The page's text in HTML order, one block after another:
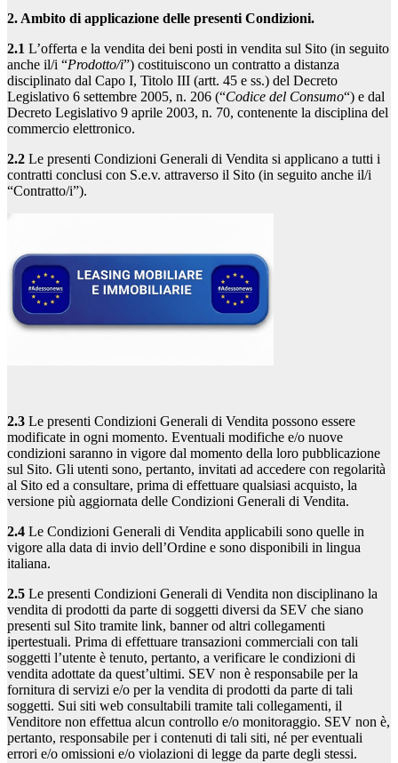
2. Ambito di applicazione delle presenti Condizioni.
2.1 L’offerta e la vendita dei beni posti in vendita sul Sito (in seguito
anche il/i “Prodotto/i”) costituiscono un contratto a distanza
disciplinato dal Capo I, Titolo III (artt. 45 e ss.) del Decreto
Legislativo 6 settembre 2005, n. 206 (“Codice del Consumo“) e dal
Decreto Legislativo 9 aprile 2003, n. 70, contenente la disciplina del
commercio elettronico.
2.2 Le presenti Condizioni Generali di Vendita si applicano a tutti i
contratti conclusi con S.e.v. attraverso il Sito (in seguito anche il/i
“Contratto/i”).
2.3 Le presenti Condizioni Generali di Vendita possono essere
modificate in ogni momento. Eventuali modifiche e/o nuove
condizioni saranno in vigore dal momento della loro pubblicazione
sul Sito. Gli utenti sono, pertanto, invitati ad accedere con regolarità
al Sito ed a consultare, prima di effettuare qualsiasi acquisto, la
versione più aggiornata delle Condizioni Generali di Vendita.
2.4 Le Condizioni Generali di Vendita applicabili sono quelle in
vigore alla data di invio dell’Ordine e sono disponibili in lingua
italiana.
2.5 Le presenti Condizioni Generali di Vendita non disciplinano la
vendita di prodotti da parte di soggetti diversi da SEV che siano
presenti sul Sito tramite link, banner od altri collegamenti
ipertestuali. Prima di effettuare transazioni commerciali con tali
soggetti l’utente è tenuto, pertanto, a verificare le condizioni di
vendita adottate da quest’ultimi. SEV non è responsabile per la
fornitura di servizi e/o per la vendita di prodotti da parte di tali
soggetti. Sui siti web consultabili tramite tali collegamenti, il
Venditore non effettua alcun controllo e/o monitoraggio. SEV non è,
pertanto, responsabile per i contenuti di tali siti, né per eventuali
errori e/o omissioni e/o violazioni di legge da parte degli stessi.